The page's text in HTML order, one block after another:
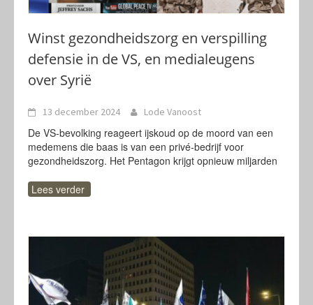
Winst gezondheidszorg en verspilling
defensie in de VS, en medialeugens
over Syrië
13 december 2024 Lode Vanoost
De VS-bevolking reageert ijskoud op de moord van een
medemens die baas is van een privé-bedrijf voor
gezondheidszorg. Het Pentagon krijgt opnieuw miljarden
Lees verder